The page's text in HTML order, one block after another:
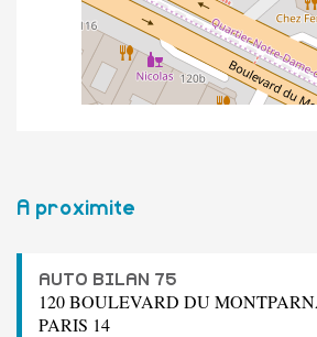
A proximite
AUTO BILAN 75
120 BOULEVARD DU
PARIS 14